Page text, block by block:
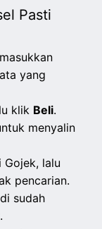
Pasti
yang
klik Beli.
menyalin
Gojek, lalu
pencarian.
sudah
.